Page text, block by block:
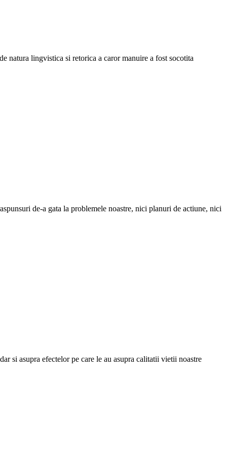
natura lingvistica si retorica a caror manuire a fost socotita
de-a gata la problemele noastre, nici planuri de actiune, nici
si asupra efectelor pe care le au asupra calitatii vietii noastre